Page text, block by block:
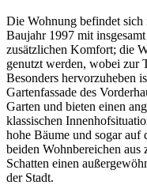
Die Wohnung befindet sich
Baujahr 1997 mit
zusätzlichen Komfort; die
genutzt werden, wobei zur
Besonders hervorzuheben
Gartenfassade des
Garten und bieten einen
klassischen
hohe Bäume und sogar auf
beiden Wohnbereichen
Schatten einen
der Stadt.